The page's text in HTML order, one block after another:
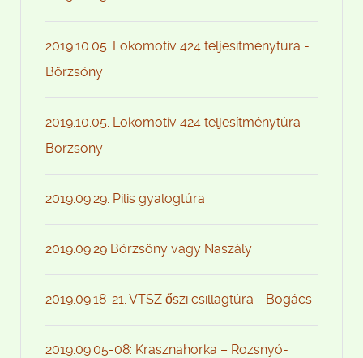
2019.10.05. Lokomotív 424 teljesítménytúra -
Börzsöny
2019.10.05. Lokomotív 424 teljesítménytúra -
Börzsöny
2019.09.29. Pilis gyalogtúra
2019.09.29 Börzsöny vagy Naszály
2019.09.18-21. VTSZ őszi csillagtúra - Bogács
2019.09.05-08: Krasznahorka – Rozsnyó-